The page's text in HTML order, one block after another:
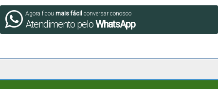
Agora ficou mais fácil conversar conosco
Atendimento peloWhatsApp